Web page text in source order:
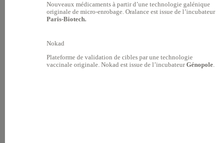
Nouveaux médicaments à partir d’une technologie galénique
originale de micro-enrobage. Oralance est issue de l’incubateur
Paris-Biotech.
Nokad
Plateforme de validation de cibles par une technologie
vaccinale originale. Nokad est issue de l’incubateurGénopole.